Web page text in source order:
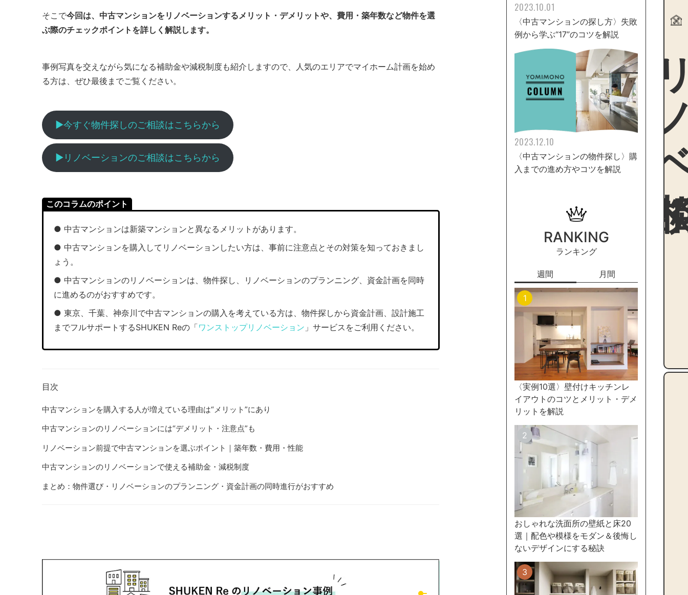
そこで今回は、中古マンションをリノベーションするメリット・デメリットや、費用・築年数など物件を選
ぶ際のチェックポイントを詳しく解説します。
事例写真を交えながら気になる補助金や減税制度も紹介しますので、人気のエリアでマイホーム計画を始め
る方は、ぜひ最後までご覧ください。
▶︎今すぐ物件探しのご相談はこちらから
▶︎リノベーションのご相談はこちらから
このコラムのポイント
● 中古マンションは新築マンションと異なるメリットがあります。
● 中古マンションを購入してリノベーションしたい方は、事前に注意点とその対策を知っておきまし
ょう。
● 中古マンションのリノベーションは、物件探し、リノベーションのプランニング、資金計画を同時
に進めるのがおすすめです。
● 東京、千葉、神奈川で中古マンションの購入を考えている方は、物件探しから資金計画、設計施工
までフルサポートするSHUKEN Reの「ワンストップリノベーション 」サービスをご利用ください。
目次
中古マンションを購入する人が増えている理由は“メリット”にあり
中古マンションのリノベーションには“デメリット・注意点”も
リノベーション前提で中古マンションを選ぶポイント｜築年数・費用・性能
中古マンションのリノベーションで使える補助金・減税制度
まとめ：物件選び・リノベーションのプランニング・資金計画の同時進行がおすすめ
2023.10.01
〈中古マンションの探し方〉失敗
例から学ぶ“17”のコツを解説
2023.12.10
〈中古マンションの物件探し〉購
入までの進め方やコツを解説
RANKING
ランキング
週間 月間
〈実例10選〉壁付けキッチンレ
イアウトのコツとメリット・デメ
リットを解説
おしゃれな洗面所の壁紙と床20
選｜配色や模様をモダン＆後悔し
ないデザインにする秘訣
リ